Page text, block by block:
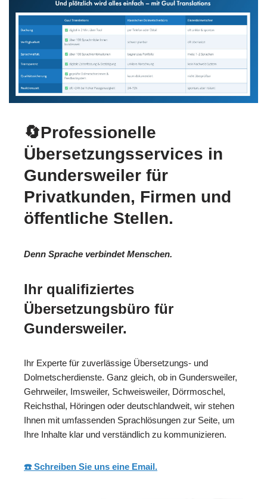
🔄Professionelle
Übersetzungsservices in
Gundersweiler für
Privatkunden, Firmen und
öffentliche Stellen.
Denn Sprache verbindet Menschen.
Ihr qualifiziertes
Übersetzungsbüro für
Gundersweiler.
Ihr Experte für zuverlässige Übersetzungs- und
Dolmetscherdienste. Ganz gleich, ob in Gundersweiler,
Gehrweiler, Imsweiler, Schweisweiler, Dörrmoschel,
Reichsthal, Höringen oder deutschlandweit, wir stehen
Ihnen mit umfassenden Sprachlösungen zur Seite, um
Ihre Inhalte klar und verständlich zu kommunizieren.
☎️ Schreiben Sie uns eine Email.